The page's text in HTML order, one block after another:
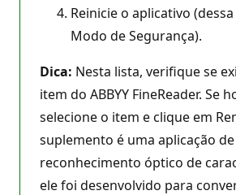
Reinicie o aplicativo
Modo de Segurança).
Dica: Nesta lista, verifique se
item do ABBYY FineReader. Se
selecione o item e clique em
suplemento é uma aplicação de
reconhecimento óptico de
ele foi desenvolvido para